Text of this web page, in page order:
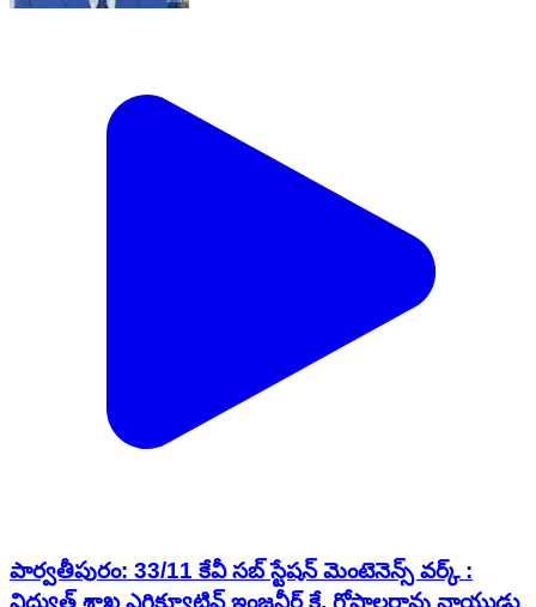
పార్వతీపురం: 33/11 కేవీ సబ్ స్టేషన్ మెంటెనెన్స్ వర్క్ :
విద్యుత్ శాఖ ఎగ్జిక్యూటివ్ ఇంజనీర్ కే. గోపాలరావు నాయుడు